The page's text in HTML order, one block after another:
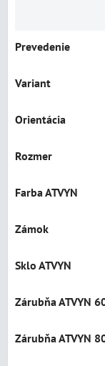
Prevedenie
Variant
Orientácia
Rozmer
Farba ATVYN
Zámok
Sklo ATVYN
Zárubňa ATVYN
Zárubňa ATVYN